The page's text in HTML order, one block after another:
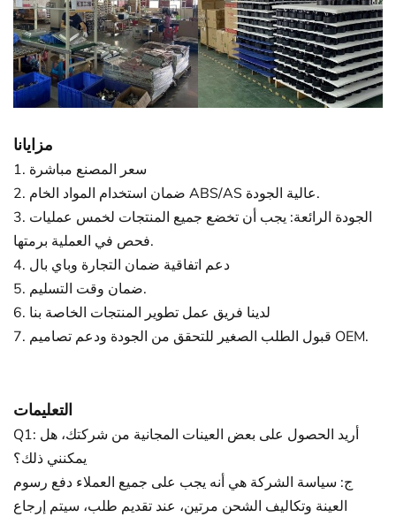
مزايانا
1. سعر المصنع مباشرة
2. ضمان استخدام المواد الخام ABS/AS عالية الجودة.
3. الجودة الرائعة: يجب أن تخضع جميع المنتجات لخمس عمليات
فحص في العملية برمتها.
4. دعم اتفاقية ضمان التجارة وباي بال
5. ضمان وقت التسليم.
6. لدينا فريق عمل تطوير المنتجات الخاصة بنا
7. قبول الطلب الصغير للتحقق من الجودة ودعم تصاميم OEM.
التعليمات
Q1: أريد الحصول على بعض العينات المجانية من شركتك، هل
يمكنني ذلك؟
ج: سياسة الشركة هي أنه يجب على جميع العملاء دفع رسوم
العينة وتكاليف الشحن مرتين، عند تقديم طلب، سيتم إرجاع